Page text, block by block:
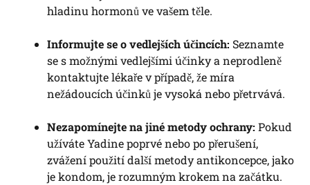
hladinu hormonů ve vašem těle.
Informujte se o vedlejších účincích: Seznamte
se s možnými vedlejšími účinky a neprodleně
kontaktujte lékaře v případě, že míra
nežádoucích účinků je vysoká nebo přetrvává.
Nezapomínejte na jiné metody ochrany: Pokud
užíváte Yadine poprvé nebo po přerušení,
zvážení použití další metody antikoncepce, jako
je kondom, je rozumným krokem na začátku.